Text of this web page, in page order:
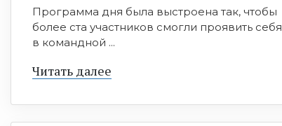
Программа дня была выстроена так, чтобы
более ста участников смогли проявить себя
в командной ...
Читать далее